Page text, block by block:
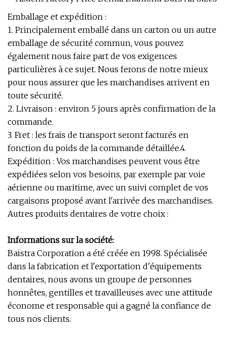
Emballage et expédition :
1. Principalement emballé dans un carton ou un autre
emballage de sécurité commun, vous pouvez
également nous faire part de vos exigences
particulières à ce sujet. Nous ferons de notre mieux
pour nous assurer que les marchandises arrivent en
toute sécurité.
2. Livraison : environ 5 jours après confirmation de la
commande.
3. Fret : les frais de transport seront facturés en
fonction du poids de la commande détaillée.4.
Expédition : Vos marchandises peuvent vous être
expédiées selon vos besoins, par exemple par voie
aérienne ou maritime, avec un suivi complet de vos
cargaisons proposé avant l'arrivée des marchandises.
Autres produits dentaires de votre choix :
Informations sur la société:
Baistra Corporation a été créée en 1998. Spécialisée
dans la fabrication et l'exportation d'équipements
dentaires, nous avons un groupe de personnes
honnêtes, gentilles et travailleuses avec une attitude
économe et responsable qui a gagné la confiance de
tous nos clients.